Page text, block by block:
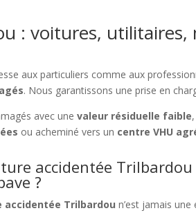
: voitures,
aux particuliers comme aux
. Nous garantissons une prise en
avec unevaleur résiduelle faible
ou acheminé vers un centre VHU
accidentée
?
accidentée Trilbardou n’est jamais